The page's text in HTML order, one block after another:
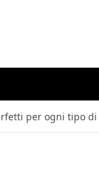
per ogni tipo